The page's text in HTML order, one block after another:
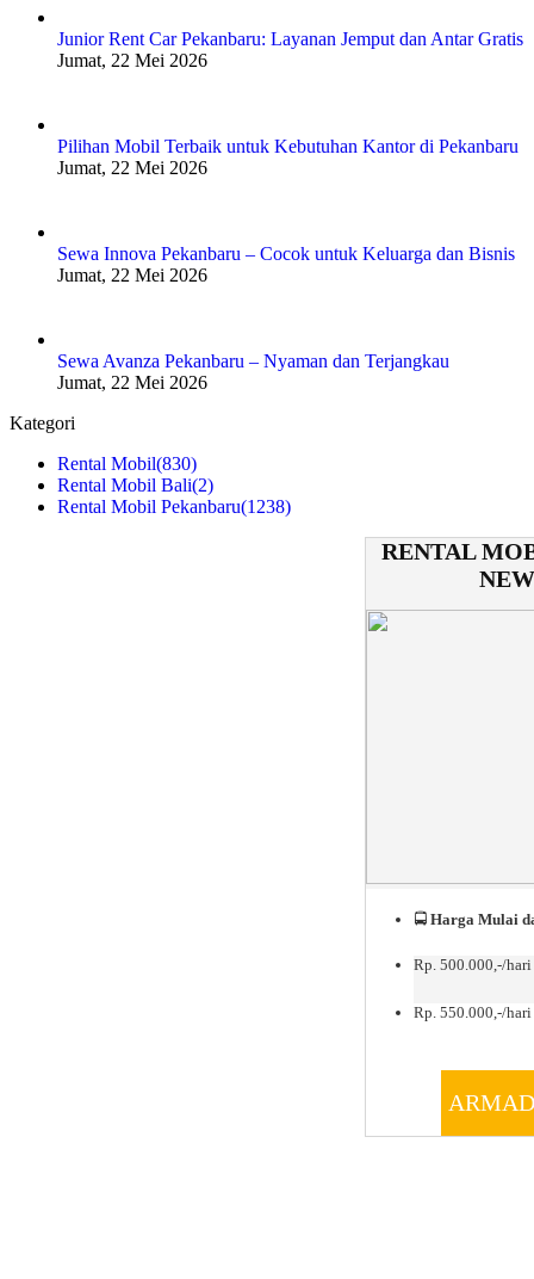
Junior Rent Car Pekanbaru: Layanan Jemput dan Antar Gratis
Jumat, 22 Mei 2026
Pilihan Mobil Terbaik untuk Kebutuhan Kantor di Pekanbaru
Jumat, 22 Mei 2026
Sewa Innova Pekanbaru – Cocok untuk Keluarga dan Bisnis
Jumat, 22 Mei 2026
Sewa Avanza Pekanbaru – Nyaman dan Terjangkau
Jumat, 22 Mei 2026
Kategori
Rental Mobil(830)
Rental Mobil Bali(2)
Rental Mobil Pekanbaru(1238)
RENTAL
🚍 Harga Mulai
Rp. 500.000,-/
Rp. 550.000,-/